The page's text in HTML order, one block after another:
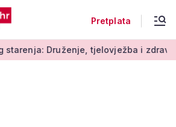
Pretplata
Druženje, tjelovježba i zdrava